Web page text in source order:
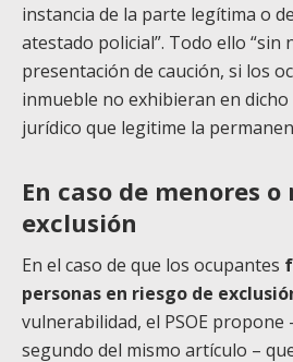
instancia de la parte legítima o
atestado policial”. Todo ello “sin
presentación de caución, si los
inmueble no exhibieran en
jurídico que legitime la
En caso de menores o
exclusión
En el caso de que los ocupantes
personas en riesgo de
vulnerabilidad, el PSOE propone
segundo del mismo artículo –